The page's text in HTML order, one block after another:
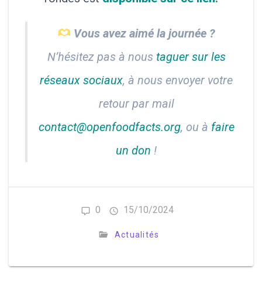
Vous avez aimé la journée ?
N’hésitez pas à nous taguer sur les
réseaux sociaux, à nous envoyer votre
retour par mail
contact@openfoodfacts.org, ou à faire
un don !
0 15/10/2024
Actualités